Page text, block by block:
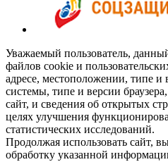
Уважаемый пользователь,
файлов cookie и
адресе, местоположении, типе и
системы, типе и версии
сайт, и сведения об открытых
целях улучшения
статистических исследований.
Продолжая использовать сайт,
обработку указанной